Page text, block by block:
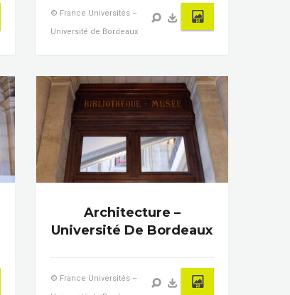
© France Universités –
Université de Bordeaux
Architecture –
Université De Bordeaux
© France Universités –